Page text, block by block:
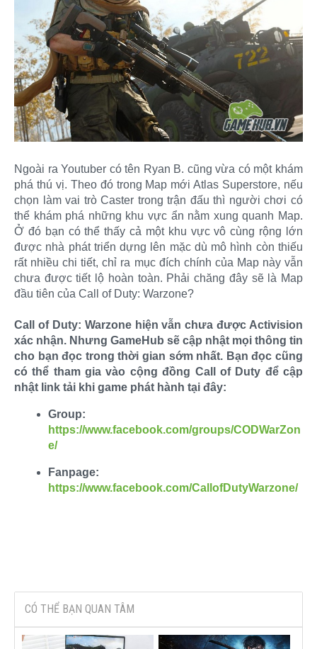
Ngoài ra Youtuber có tên Ryan B. cũng vừa có một khám
phá thú vị. Theo đó trong Map mới Atlas Superstore, nếu
chọn làm vai trò Caster trong trận đấu thì người chơi có
thể khám phá những khu vực ẩn nằm xung quanh Map.
Ở đó bạn có thể thấy cả một khu vực vô cùng rộng lớn
được nhà phát triển dựng lên mặc dù mô hình còn thiếu
rất nhiều chi tiết, chỉ ra mục đích chính của Map này vẫn
chưa được tiết lộ hoàn toàn. Phải chăng đây sẽ là Map
đầu tiên của Call of Duty: Warzone?
Call of Duty: Warzone hiện vẫn chưa được Activision
xác nhận. Nhưng GameHub sẽ cập nhật mọi thông tin
cho bạn đọc trong thời gian sớm nhất. Bạn đọc cũng
có thể tham gia vào cộng đồng Call of Duty để cập
nhật link tải khi game phát hành tại đây:
Group:
https://www.facebook.com/groups/CODWarZon
e/
Fanpage:
https://www.facebook.com/CallofDutyWarzone/
CÓ THỂ BẠN QUAN TÂM